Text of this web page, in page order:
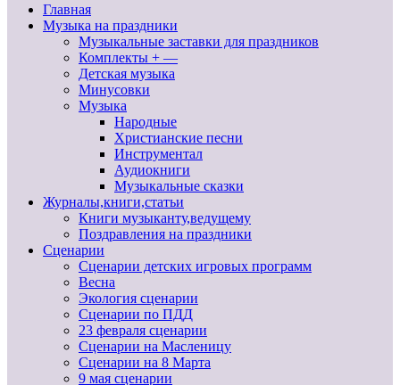
Главная
Музыка на праздники
Музыкальные заставки для праздников
Комплекты + —
Детская музыка
Минусовки
Музыка
Народные
Христианские песни
Инструментал
Аудиокниги
Музыкальные сказки
Журналы,книги,статьи
Книги музыканту,ведущему
Поздравления на праздники
Сценарии
Сценарии детских игровых программ
Весна
Экология сценарии
Сценарии по ПДД
23 февраля сценарии
Сценарии на Масленицу
Сценарии на 8 Марта
9 мая сценарии